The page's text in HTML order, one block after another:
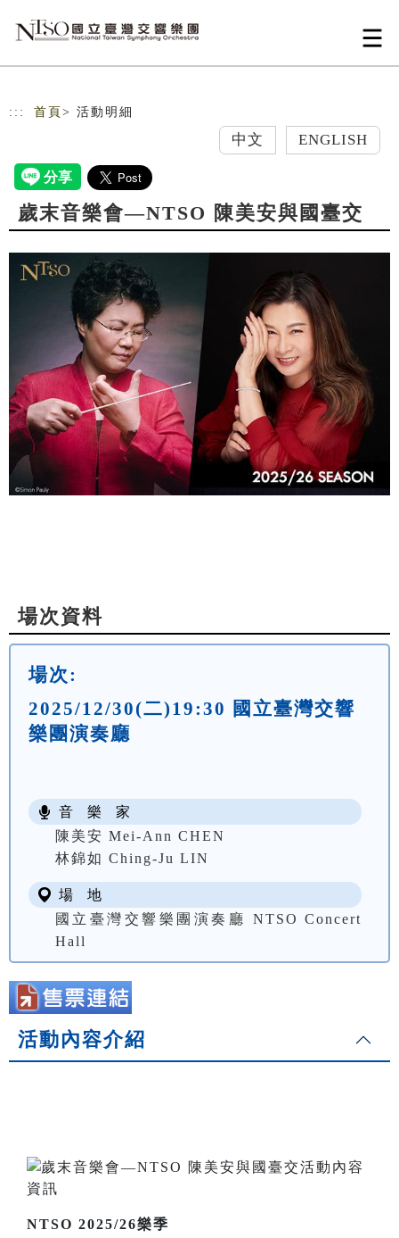
::: 首頁 > 活動明細
中文 ENGLISH
歲末音樂會—NTSO 陳美安與國臺交
場次資料
場次:
2025/12/30(二)19:30 國立臺灣交響
樂團演奏廳
音 樂 家
陳美安 Mei-Ann CHEN
林錦如 Ching-Ju LIN
場 地
國立臺灣交響樂團演奏廳 NTSO Concert
Hall
活動內容介紹
NTSO 2025/26樂季